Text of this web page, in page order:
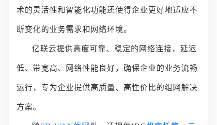
术的灵活性和智能化功能还使得企业更好地适应不
断变化的业务需求和网络环境。
亿联云提供高度可靠、稳定的网络连接，延迟
低、带宽高、网络性能良好，确保企业的业务流畅
运行，专为企业提供高质量、高性价比的组网解决
方案。